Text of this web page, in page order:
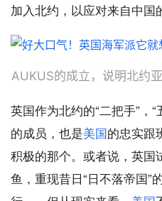
加入北约，以应对来自中国
AUKUS的成立，说明北约
英国作为北约的“二把手”，
的成员，也是美国的忠实跟
积极的那个。或者说，英
鱼，重现昔日“日不落帝国”